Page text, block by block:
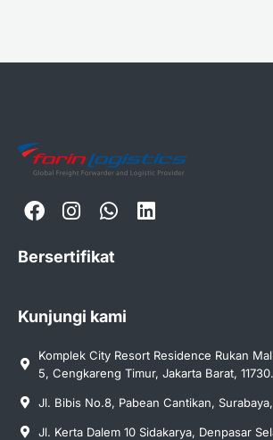
Bersertifikat
Kunjungi kami
Komplek City Resort Residence Rukan
5, Cengkareng Timur, Jakarta Barat, 11730.
Jl. Bibis No.8, Pabean Cantikan,
Jl. Kerta Dalem 10 Sidakarya, Denpasar